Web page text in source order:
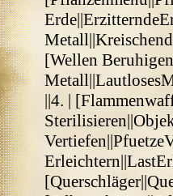
[Wellen
||4. |